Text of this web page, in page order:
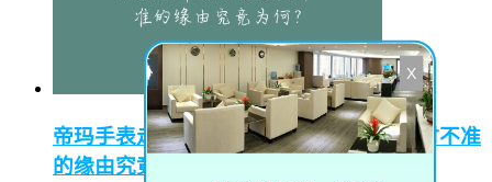
帝玛手表走时不准什么原因–帝玛手表走时不准
的缘由究竟为何？
X